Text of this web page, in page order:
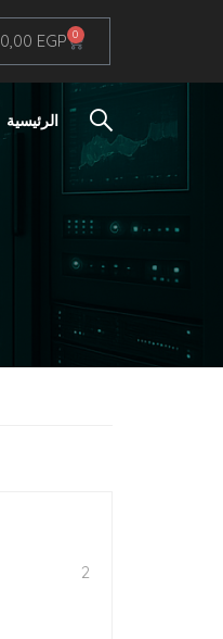
0,00 EGP 0
الرئيسية
2